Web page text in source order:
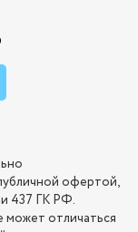
офертой,
437 ГК РФ.
может отличаться